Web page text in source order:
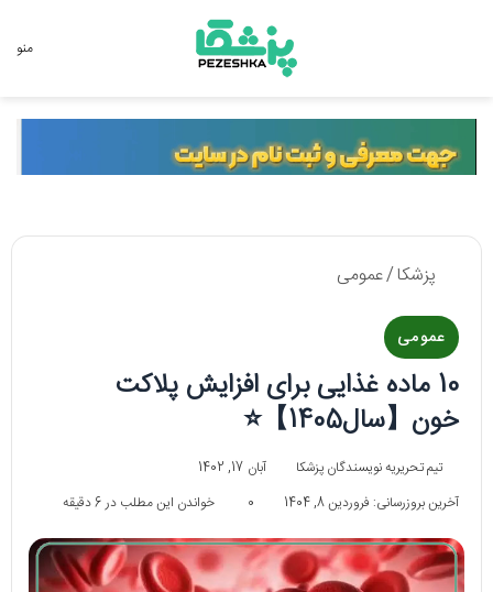
منو
پزشکا/عمومی
عمومی
10 ماده غذایی برای افزایش پلاکت
خون【سال1405】⭐
تیم تحریریه نویسندگان پزشکا
آبان 17, 1402
آخرین بروزرسانی: فروردین 8, 1404
0 خواندن این مطلب در 6 دقیقه